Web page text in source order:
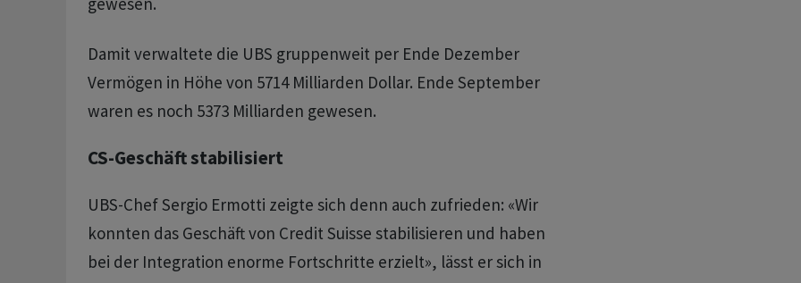
Damit verwaltete die UBS gruppenweit per Ende Dezember
Vermögen in Höhe von 5714 Milliarden Dollar. Ende September
waren es noch 5373 Milliarden gewesen.
CS-Geschäft stabilisiert
UBS-Chef Sergio Ermotti zeigte sich denn auch zufrieden: «Wir
konnten das Geschäft von Credit Suisse stabilisieren und haben
bei der Integration enorme Fortschritte erzielt», lässt er sich in